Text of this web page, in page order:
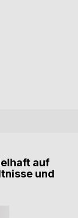
auf
und